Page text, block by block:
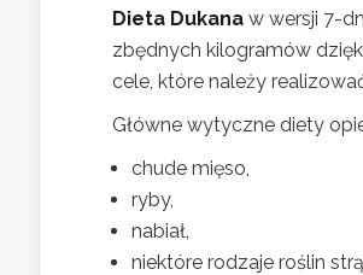
Dieta Dukana w wersji 7-
zbędnych kilogramów
cele, które należy
Główne wytyczne diety
chude mięso,
ryby,
nabiał,
niektóre rodzaje roślin